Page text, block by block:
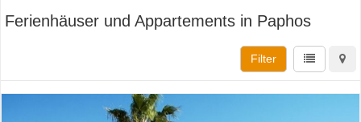
Ferienhäuser und Appartements in Paphos
Filter